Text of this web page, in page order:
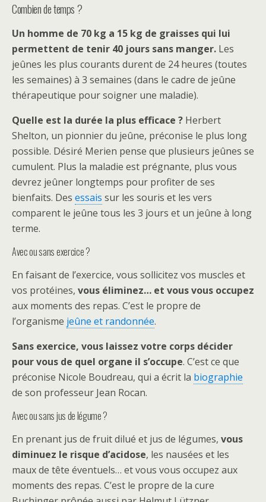
Combien de temps ?
Un homme de 70 kg a 15 kg de graisses qui lui
permettent de tenir 40 jours sans manger. Les
jeûnes les plus courants durent de 24 heures (toutes
les semaines) à 3 semaines (dans le cadre de jeûne
thérapeutique pour soigner une maladie).
Quelle est la durée la plus efficace ? Herbert
Shelton, un pionnier du jeûne, préconise le plus long
possible. Désiré Merien pense que plusieurs jeûnes se
cumulent. Plus la maladie est prégnante, plus vous
devrez jeûner longtemps pour profiter de ses
bienfaits. Des essais sur les souris et les vers
comparent le jeûne tous les 3 jours et un jeûne à long
terme.
Avec ou sans exercice ?
En faisant de l’exercice, vous sollicitez vos muscles et
vos protéines, vous éliminez… et vous vous occupez
aux moments des repas. C’est le propre de
l’organisme jeûne et randonnée.
Sans exercice, vous laissez votre corps décider
pour vous de quel organe il s’occupe. C’est ce que
préconise Nicole Boudreau, qui a écrit la biographie
de son professeur Jean Rocan.
Avec ou sans jus de légume ?
En prenant jus de fruit dilué et jus de légumes, vous
diminuez le risque d’acidose, les nausées et les
maux de tête éventuels… et vous vous occupez aux
moments des repas. C’est le propre de la cure